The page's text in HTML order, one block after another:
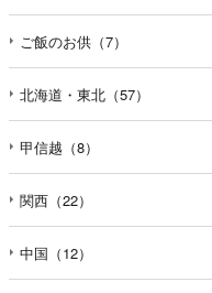
ご飯のお供（7）
北海道・東北（57）
甲信越（8）
関西（22）
中国（12）